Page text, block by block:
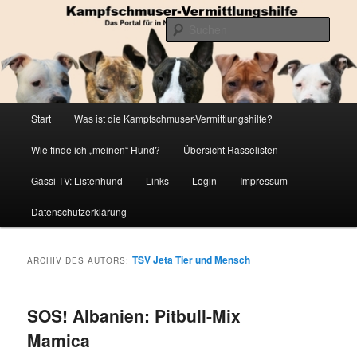
springen
springenKampfschmuser-Vermittlungshilfe
Die Datenbank für in Not geratene Listenhunde
Start Was ist die Kampfschmuser-Vermittlungshilfe?
Wie finde ich „meinen“ Hund? Übersicht Rasselisten
Gassi-TV: Listenhund Links Login Impressum
Datenschutzerklärung
ARCHIV DES AUTORS:TSV Jeta Tier und Mensch
SOS! Albanien: Pitbull-Mix
Mamica